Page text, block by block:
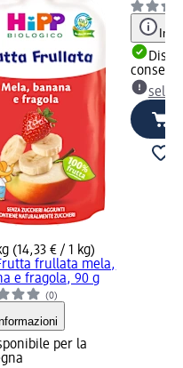
(14,33 € / 1 kg)
frullata mela,
e fragola, 90 g
(0)
per la